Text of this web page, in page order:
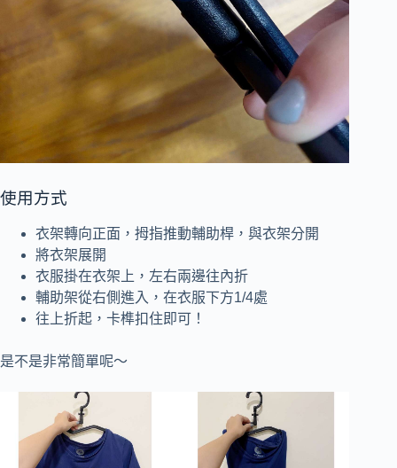
使用方式
衣架轉向正面，拇指推動輔助桿，與衣架分開
將衣架展開
衣服掛在衣架上，左右兩邊往內折
輔助架從右側進入，在衣服下方1/4處
往上折起，卡榫扣住即可！
是不是非常簡單呢～